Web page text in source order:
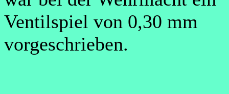
Ventilspiel von 0,30 mm
vorgeschrieben.